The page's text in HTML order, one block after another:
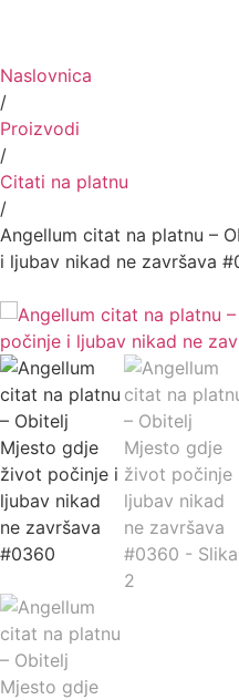
Naslovnica
/
Proizvodi
/
Citati na platnu
/
Angellum citat na platnu –
i ljubav nikad ne završava